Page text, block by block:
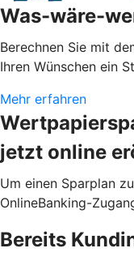
Was-wäre-
Berechnen Sie mit
Ihren Wünschen ein
Mehr erfahren
jetzt online
Um einen Sparplan
OnlineBanking-
Bereits